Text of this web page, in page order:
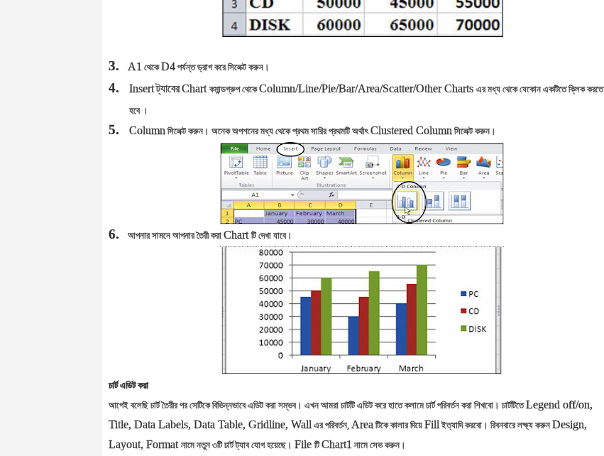
3. A1 থেকেD4 পর্যন্ত ড্রাগ করে সিলেক্ট করুন।
4. Insertট্যাবেরChartকমান্ডগ্রুপ থেকেColumn/Line/Pie/Bar/Area/Scatter/Other Charts এর মধ্য থেকে যেকোন একটিতে ক্লিক করতে
হবে ।
5. Column সিলেক্ট করুন। অনেক অপশনের মধ্য থেকে প্রথম সারির প্রথমটি অর্থাৎClustered Column সিলেক্ট করুন।
6. আপনার সামনে আপনার তৈরী করা Chartটি দেখা যাবে।
চার্ট এডিট করা
আগেই বলেছি চার্ট তৈরীর পর সেটিকে বিভিন্নভাবে এডিট করা সম্ভব। এখন আমরা চার্টটি এডিট করে হাতে কলামে চার্ট পরিবর্তন করা শিখবো। চার্টটিতেLegend off/on,
Title, Data Labels, Data Table, Gridline, Wallএর পরিবর্তন, Area টিকে কালার দিয়ে Fillইত্যাদি করবো। রিবনবারে লক্ষ্য করুন Design,
Layout, Formatনামে নতুন ৩টি চার্ট ট্যাব যোগ হয়েছে। FileটিChart1 নামে সেভ করুন।